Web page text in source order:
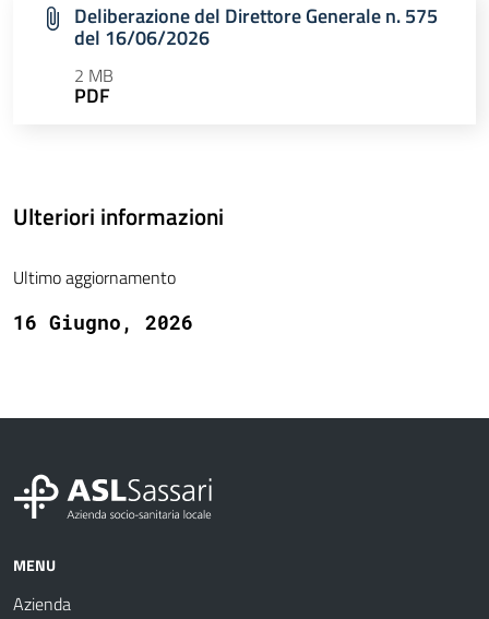
Deliberazione del Direttore Generale n. 575
del 16/06/2026
2 MB
PDF
Ulteriori informazioni
Ultimo aggiornamento
16 Giugno, 2026
MENU
Azienda